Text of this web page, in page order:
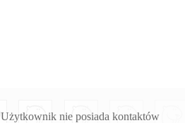
Użytkownik nie posiada kontaktów